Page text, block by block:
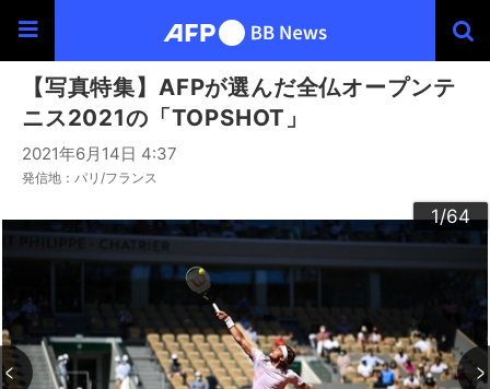
【写真特集】AFPが選んだ全仏オープンテ
ニス2021の「TOPSHOT」
2021年6月14日 4:37
発信地：パリ/フランス
1/64
2/64
3/64
4/64
5/64
6/64
7/64
8/64
9/64
10/64
11/64
12/64
13/64
14/64
15/64
16/64
17/64
18/64
19/64
20/64
21/64
22/64
23/64
24/64
25/64
26/64
27/64
28/64
29/64
30/64
31/64
32/64
33/64
34/64
35/64
36/64
37/64
38/64
39/64
40/64
41/64
42/64
43/64
44/64
45/64
46/64
47/64
48/64
49/64
50/64
51/64
52/64
53/64
54/64
55/64
56/64
57/64
58/64
59/64
60/64
61/64
62/64
63/64
64/64